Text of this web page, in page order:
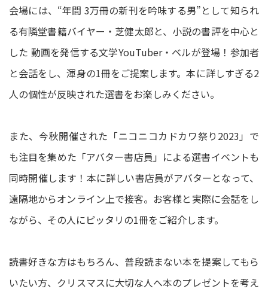
会場には、“年間 3万冊の新刊を吟味する男”として知られ
る有隣堂書籍バイヤー・芝健太郎と、小説の書評を中心と
した 動画を発信する文学YouTuber・ベルが登場！参加者
と会話をし、渾身の1冊をご提案します。本に詳しすぎる2
人の個性が反映された選書をお楽しみください。
また、今秋開催された「ニコニコカドカワ祭り2023」で
も注目を集めた「アバター書店員」による選書イベントも
同時開催します！本に詳しい書店員がアバターとなって、
遠隔地からオンライン上で接客。お客様と実際に会話をし
ながら、その人にピッタリの1冊をご紹介します。
読書好きな方はもちろん、普段読まない本を提案してもら
いたい方、クリスマスに大切な人へ本のプレゼントを考え